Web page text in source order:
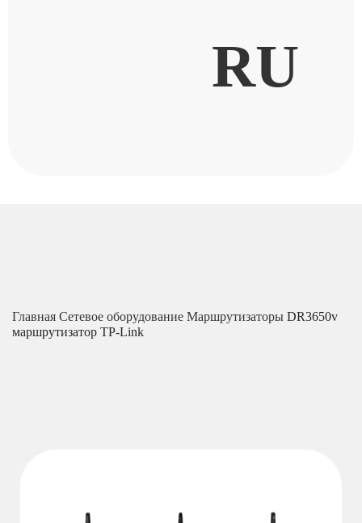
RU
Главная Сетевое оборудование Маршрутизаторы DR3650v
маршрутизатор TP-Link